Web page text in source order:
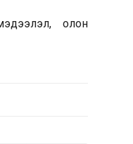
олон